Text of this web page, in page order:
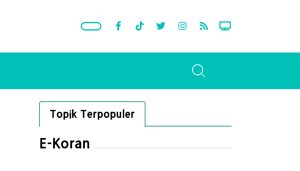
Topik Terpopuler
E-Koran